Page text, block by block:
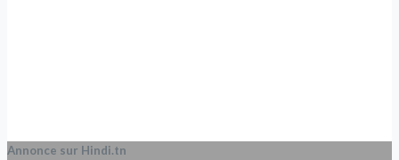
Annonce sur Hindi.tn